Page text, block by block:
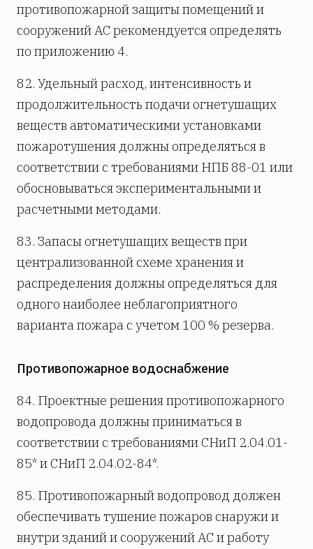
противопожарной защиты помещений и
сооружений АС рекомендуется определять
по приложению 4.
82. Удельный расход, интенсивность и
продолжительность подачи огнетушащих
веществ автоматическими установками
пожаротушения должны определяться в
соответствии с требованиями НПБ 88-01 или
обосновываться экспериментальными и
расчетными методами.
83. Запасы огнетушащих веществ при
централизованной схеме хранения и
распределения должны определяться для
одного наиболее неблагоприятного
варианта пожара с учетом 100 % резерва.
Противопожарное водоснабжение
84. Проектные решения противопожарного
водопровода должны приниматься в
соответствии с требованиями СНиП 2.04.01-
85* и СНиП 2.04.02-84*.
85. Противопожарный водопровод должен
обеспечивать тушение пожаров снаружи и
внутри зданий и сооружений АС и работу